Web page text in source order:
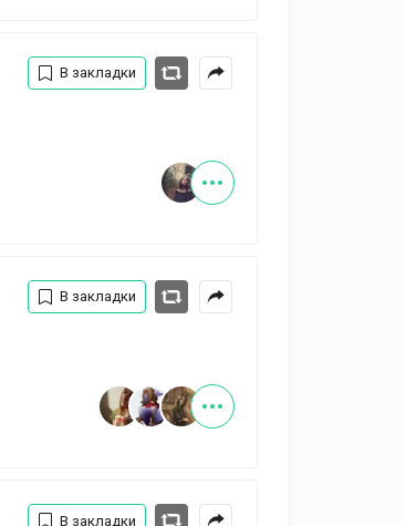
В закладки
В закладки
В закладки